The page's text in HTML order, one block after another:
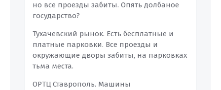
но все проезды забиты. Опять долбаное
государство?
Тухачевский рынок. Есть бесплатные и
платные парковки. Все проезды и
окружающие дворы забиты, на парковках
тьма места.
ОРТЦ Ставрополь. Машины